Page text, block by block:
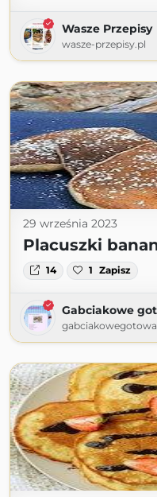
Wasze Przepisy
wasze-przepisy.pl
29 września 2023
Placuszki
14 1 Zapisz
Gabciakowe